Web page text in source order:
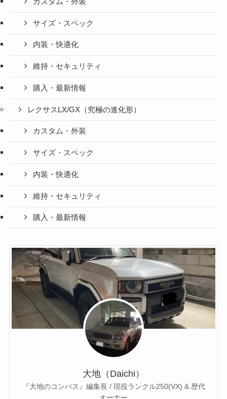
サイズ・スペック
内装・快適化
維持・セキュリティ
購入・最新情報
レクサスLX/GX（究極の進化形）
カスタム・外装
サイズ・スペック
内装・快適化
維持・セキュリティ
購入・最新情報
大地（Daichi）
『大地のコンパス』編集長 / 現役ランクル250(VX) & 歴代